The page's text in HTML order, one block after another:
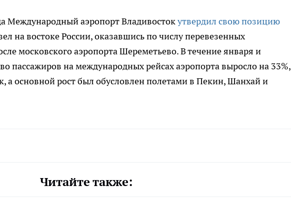
Международный аэропорт Владивостокутвердил свою позицию
на востоке России, оказавшись по числу перевезенных
московского аэропорта Шереметьево. В течение января и
пассажиров на международных рейсах аэропорта выросло на 33%,
а основной рост был обусловлен полетами в Пекин, Шанхай и
Читайте также: